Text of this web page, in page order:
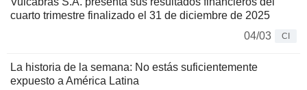
cuarto trimestre finalizado el 31 de diciembre de 2025
04/03
CI
La historia de la semana: No estás suficientemente
expuesto a América Latina